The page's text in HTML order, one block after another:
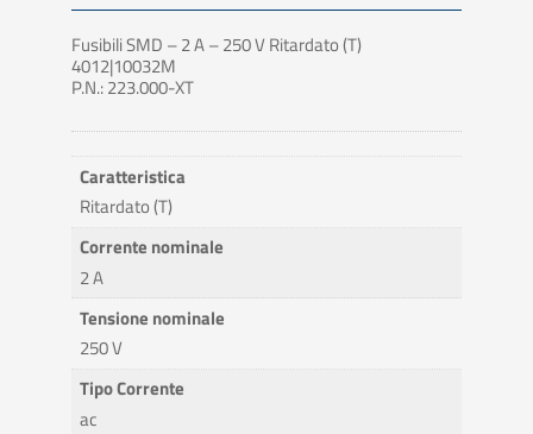
Fusibili SMD – 2 A – 250 V Ritardato (T)
4012|10032M
P.N.: 223.000-XT
Caratteristica
Ritardato (T)
Corrente nominale
2 A
Tensione nominale
250 V
Tipo Corrente
ac